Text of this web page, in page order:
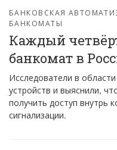
БАНКОВСКАЯ
БАНКОМАТЫ
Каждый
банкомат в
Исследователи в
устройств и выяснили,
получить доступ внутрь
сигнализации.